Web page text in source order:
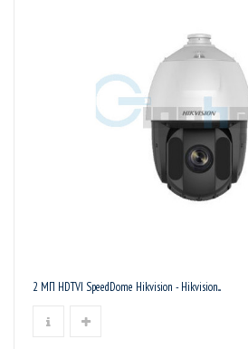
2 МП HDTVI SpeedDome Hikvision - Hikvision...